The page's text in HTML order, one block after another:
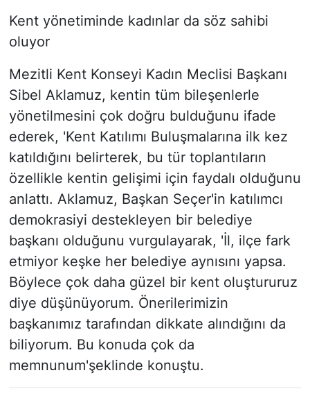
Kent yönetiminde kadınlar da söz sahibi
oluyor
Mezitli Kent Konseyi Kadın Meclisi Başkanı
Sibel Aklamuz, kentin tüm bileşenlerle
yönetilmesini çok doğru bulduğunu ifade
ederek, 'Kent Katılımı Buluşmalarına ilk kez
katıldığını belirterek, bu tür toplantıların
özellikle kentin gelişimi için faydalı olduğunu
anlattı. Aklamuz, Başkan Seçer'in katılımcı
demokrasiyi destekleyen bir belediye
başkanı olduğunu vurgulayarak, 'İl, ilçe fark
etmiyor keşke her belediye aynısını yapsa.
Böylece çok daha güzel bir kent oluştururuz
diye düşünüyorum. Önerilerimizin
başkanımız tarafından dikkate alındığını da
biliyorum. Bu konuda çok da
memnunum'şeklinde konuştu.